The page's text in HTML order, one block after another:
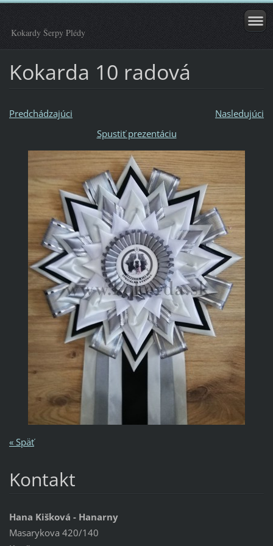
Kokardy Šerpy Plédy
Kokarda 10 radová
Predchádzajúci
Nasledujúci
Spustiť prezentáciu
« Späť
Kontakt
Hana Kišková - Hanarny
Masarykova 420/140